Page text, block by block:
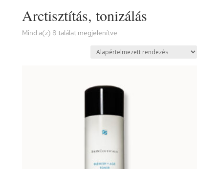
Arctisztítás, tonizálás
Mind a(z) 8 találat megjelenítve